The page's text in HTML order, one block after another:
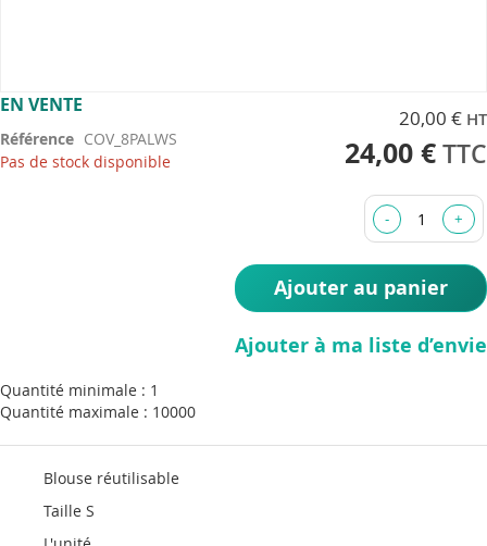
EN VENTE
Référence COV_8PALWS
Pas de stock disponible
20,00 €
24,00 €
Ajouter au panier
Ajouter à ma liste d’envie
Quantité minimale : 1
Quantité maximale : 10000
Blouse réutilisable
Taille S
Skip
the
beginning